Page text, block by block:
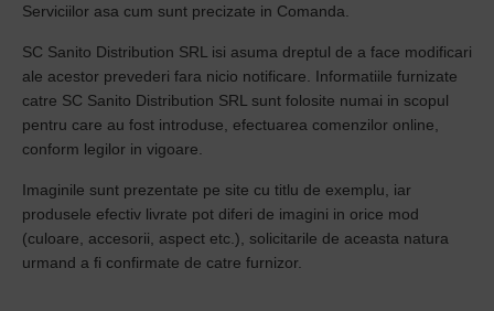
Serviciilor asa cum sunt precizate in Comanda.
SC Sanito Distribution SRL isi asuma dreptul de a face modificari
ale acestor prevederi fara nicio notificare. Informatiile furnizate
catre SC Sanito Distribution SRL sunt folosite numai in scopul
pentru care au fost introduse, efectuarea comenzilor online,
conform legilor in vigoare.
Imaginile sunt prezentate pe site cu titlu de exemplu, iar
produsele efectiv livrate pot diferi de imagini in orice mod
(culoare, accesorii, aspect etc.), solicitarile de aceasta natura
urmand a fi confirmate de catre furnizor.